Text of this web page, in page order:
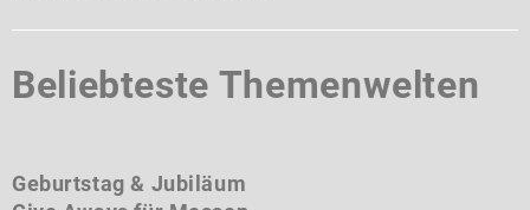
Beliebteste Themenwelten
Geburtstag & Jubiläum